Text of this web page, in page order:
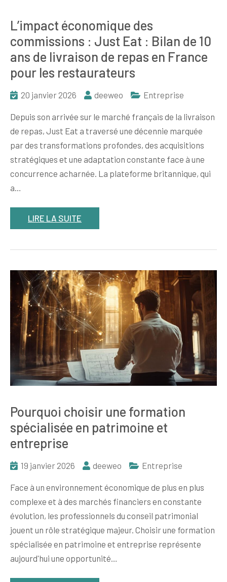
L’impact économique des
commissions : Just Eat : Bilan de 10
ans de livraison de repas en France
pour les restaurateurs
20 janvier 2026 deeweo Entreprise
Depuis son arrivée sur le marché français de la livraison
de repas, Just Eat a traversé une décennie marquée
par des transformations profondes, des acquisitions
stratégiques et une adaptation constante face à une
concurrence acharnée. La plateforme britannique, qui
a…
LIRE LA SUITE
Pourquoi choisir une formation
spécialisée en patrimoine et
entreprise
19 janvier 2026 deeweo Entreprise
Face à un environnement économique de plus en plus
complexe et à des marchés financiers en constante
évolution, les professionnels du conseil patrimonial
jouent un rôle stratégique majeur. Choisir une formation
spécialisée en patrimoine et entreprise représente
aujourd'hui une opportunité…